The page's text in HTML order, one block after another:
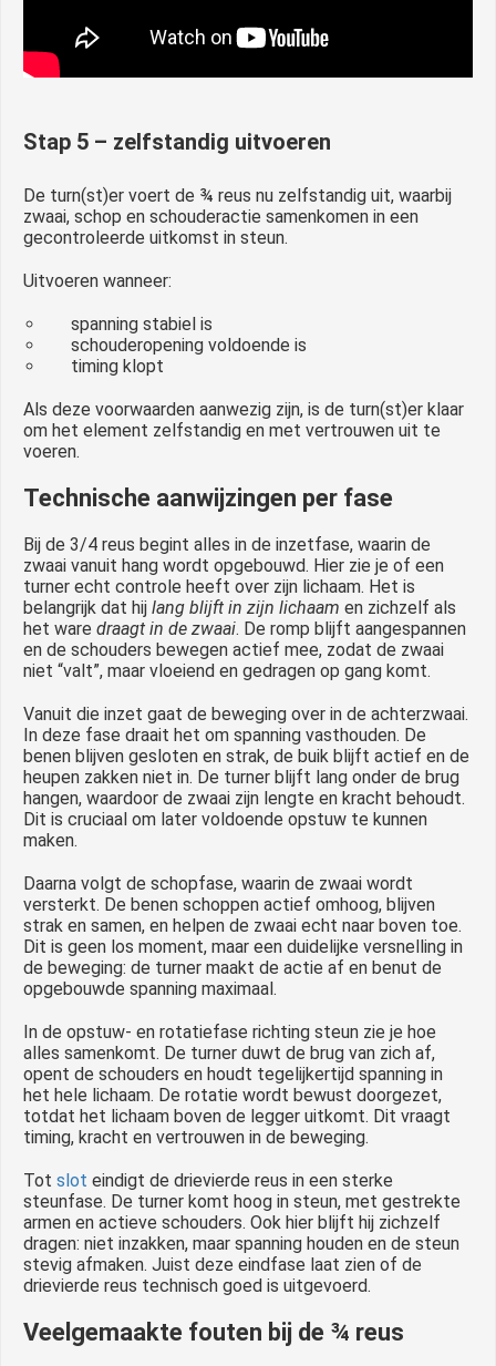
Stap 5 – zelfstandig uitvoeren
De turn(st)er voert de ¾ reus nu zelfstandig uit, waarbij
zwaai, schop en schouderactie samenkomen in een
gecontroleerde uitkomst in steun.
Uitvoeren wanneer:
spanning stabiel is
schouderopening voldoende is
timing klopt
Als deze voorwaarden aanwezig zijn, is de turn(st)er klaar
om het element zelfstandig en met vertrouwen uit te
voeren.
Technische aanwijzingen per fase
Bij de 3/4 reus begint alles in de inzetfase, waarin de
zwaai vanuit hang wordt opgebouwd. Hier zie je of een
turner echt controle heeft over zijn lichaam. Het is
belangrijk dat hij lang blijft in zijn lichaam en zichzelf als
het ware draagt in de zwaai. De romp blijft aangespannen
en de schouders bewegen actief mee, zodat de zwaai
niet “valt”, maar vloeiend en gedragen op gang komt.
Vanuit die inzet gaat de beweging over in de achterzwaai.
In deze fase draait het om spanning vasthouden. De
benen blijven gesloten en strak, de buik blijft actief en de
heupen zakken niet in. De turner blijft lang onder de brug
hangen, waardoor de zwaai zijn lengte en kracht behoudt.
Dit is cruciaal om later voldoende opstuw te kunnen
maken.
Daarna volgt de schopfase, waarin de zwaai wordt
versterkt. De benen schoppen actief omhoog, blijven
strak en samen, en helpen de zwaai echt naar boven toe.
Dit is geen los moment, maar een duidelijke versnelling in
de beweging: de turner maakt de actie af en benut de
opgebouwde spanning maximaal.
In de opstuw- en rotatiefase richting steun zie je hoe
alles samenkomt. De turner duwt de brug van zich af,
opent de schouders en houdt tegelijkertijd spanning in
het hele lichaam. De rotatie wordt bewust doorgezet,
totdat het lichaam boven de legger uitkomt. Dit vraagt
timing, kracht en vertrouwen in de beweging.
Tot slot eindigt de drievierde reus in een sterke
steunfase. De turner komt hoog in steun, met gestrekte
armen en actieve schouders. Ook hier blijft hij zichzelf
dragen: niet inzakken, maar spanning houden en de steun
stevig afmaken. Juist deze eindfase laat zien of de
drievierde reus technisch goed is uitgevoerd.
Veelgemaakte fouten bij de ¾ reus